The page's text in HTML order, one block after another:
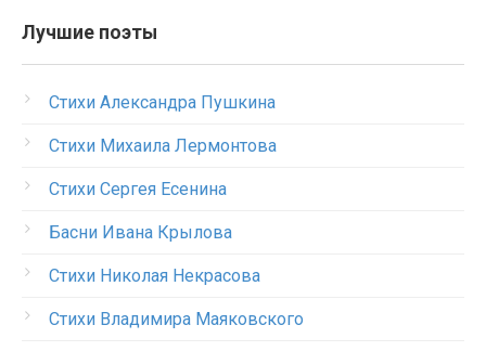
Лучшие поэты
Стихи Александра Пушкина
Стихи Михаила Лермонтова
Стихи Сергея Есенина
Басни Ивана Крылова
Стихи Николая Некрасова
Стихи Владимира Маяковского